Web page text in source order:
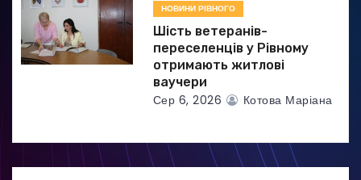
НОВИНИ РІВНОГО
Шість ветеранів-
переселенців у Рівному
отримають житлові
ваучери
Сер 6, 2026 Котова Маріана